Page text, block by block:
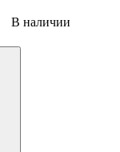
В наличии